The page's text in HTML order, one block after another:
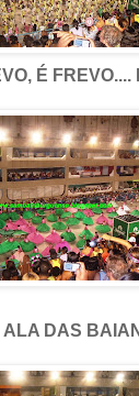
É
ALA DAS